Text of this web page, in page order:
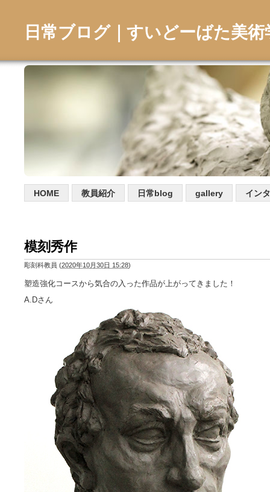
日常ブログ｜すいどーばた美術
HOME 教員紹介 日常blog gallery イン
模刻秀作
彫刻科教員 (2020年10月30日 15:28)
塑造強化コースから気合の入った作品が上がってきました！
A.Dさん